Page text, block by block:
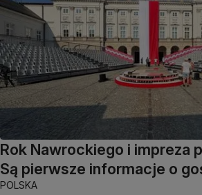
Rok Nawrockiego i impreza
Są pierwsze informacje o
POLSKA